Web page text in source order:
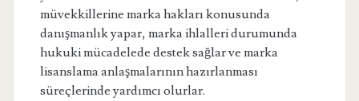
müvekkillerine marka hakları konusunda
danışmanlık yapar, marka ihlalleri durumunda
hukuki mücadelede destek sağlar ve marka
lisanslama anlaşmalarının hazırlanması
süreçlerinde yardımcı olurlar.